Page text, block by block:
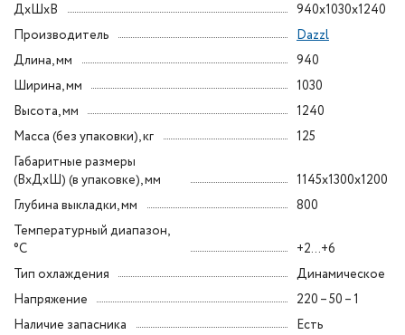
ДxШxВ
940x1030x1240
Производитель
Dazzl
Длина, мм
940
Ширина, мм
1030
Высота, мм
1240
Масса (без упаковки), кг
125
Габаритные размеры
(ВxДxШ) (в упаковке), мм
1145х1300х1200
Глубина выкладки, мм
800
Температурный диапазон,
°C
+2...+6
Тип охлаждения
Динамическое
Напряжение
220 – 50 – 1
Наличие запасника
Есть